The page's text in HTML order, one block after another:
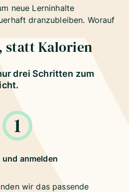
neue Lerninhalte
dranzubleiben. Worauf
statt Kalorien
drei Schritten zum
anmelden
wir das passende